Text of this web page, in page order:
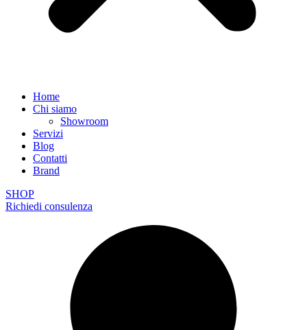
Home
Chi siamo
Showroom
Servizi
Blog
Contatti
Brand
SHOP
Richiedi consulenza